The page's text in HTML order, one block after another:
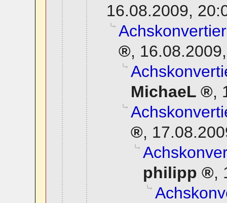
16.08.2009,
,
MichaeL
,
,
philipp
,